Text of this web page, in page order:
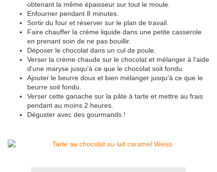
obtenant la même épaisseur sur tout le moule.
Enfourner pendant 8 minutes.
Sortir du four et réserver sur le plan de travail.
Faire chauffer la crème liquide dans une petite casserole
en prenant soin de ne pas bouillir.
Déposer le chocolat dans un cul de poule.
Verser la crème chaude sur le chocolat et mélanger à l'aide
d'une maryse jusqu'à ce que le chocolat soit fondu.
Ajouter le beurre doux et bien mélanger jusqu'à ce que le
beurre soit fondu.
Verser cette ganache sur la pâte à tarte et mettre au frais
pendant au moins 2 heures.
Déguster avec des gourmands !